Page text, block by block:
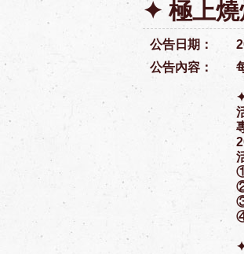
✦ 極上
公告日期：
公告內容：